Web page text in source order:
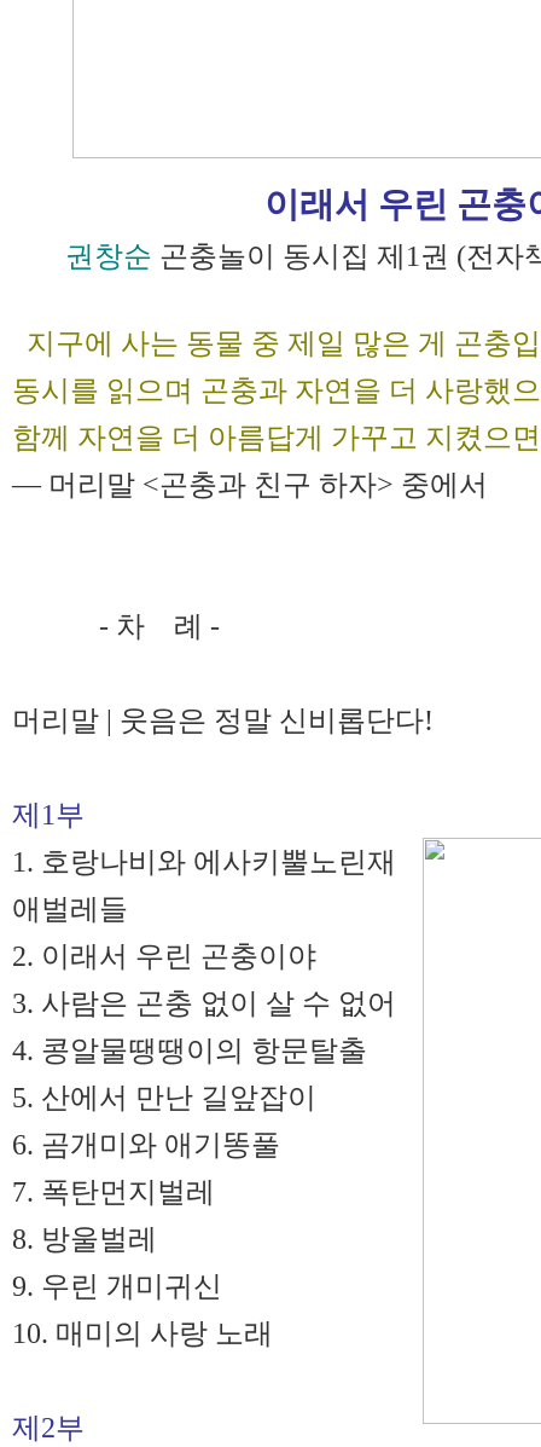
이래서 우린 곤
권창순 곤충놀이 동시집 제1권 (전
지구에 사는 동물 중 제일 많은 게 곤충
동시를 읽으며 곤충과 자연을 더 사랑했
함께 자연을 더 아름답게 가꾸고 지켰으
― 머리말 <곤충과 친구 하자> 중에서
- 차 례 -
머리말 | 웃음은 정말 신비롭단다!
제1부
1. 호랑나비와 에사키뿔노린재
애벌레들
2. 이래서 우린 곤충이야
3. 사람은 곤충 없이 살 수 없어
4. 콩알물땡땡이의 항문탈출
5. 산에서 만난 길앞잡이
6. 곰개미와 애기똥풀
7. 폭탄먼지벌레
8. 방울벌레
9. 우린 개미귀신
10. 매미의 사랑 노래
제2부